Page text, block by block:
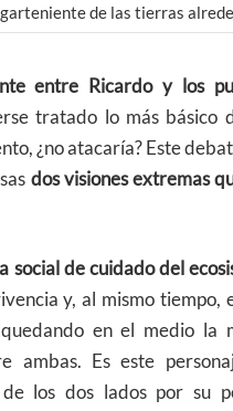
de las tierras
entre Ricardo y los
tratado lo más básico
¿no atacaría? Este
dos visiones extremas
social de cuidado del
y, al mismo tiempo,
en el medio la
ambas. Es este
los dos lados por su